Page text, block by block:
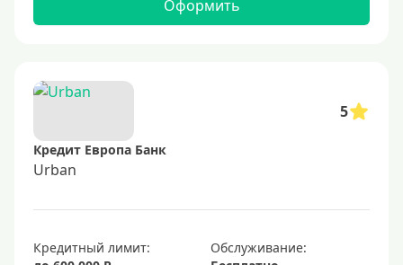
UnionPay
Мир
Золотые
Оформить
5
Кредит Европа Банк
Urban
Кредитный лимит:
Обслуживание: